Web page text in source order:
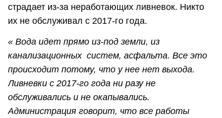
страдает из-за неработающих ливневок. Никто
их не обслуживал с 2017-го года.
« Вода идет прямо из-под земли, из
канализационных систем, асфальта. Все это
происходит потому, что у нее нет выхода.
Ливневки с 2017-го года ни разу не
обслуживались и не окапывались.
Администрация говорит, что все работы